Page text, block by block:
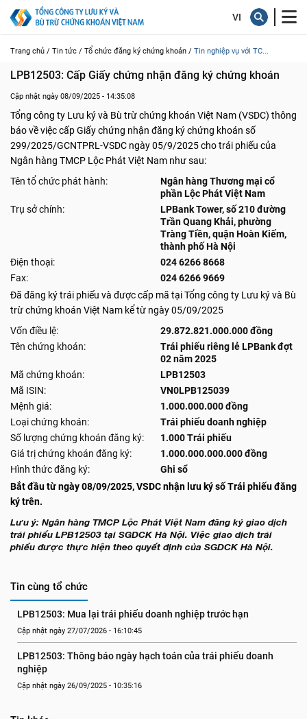
Trang chủ / Tin tức / Tổ chức đăng ký chứng khoán / Tin nghiệp vụ với TC...
LPB12503: Cấp Giấy chứng nhận đăng ký chứng khoán
Cập nhật ngày 08/09/2025 - 14:35:08
Tổng công ty Lưu ký và Bù trừ chứng khoán Việt Nam (VSDC) thông
báo về việc cấp Giấy chứng nhận đăng ký chứng khoán số
299/2025/GCNTPRL-VSDC ngày 05/9/2025 cho trái phiếu của
Ngân hàng TMCP Lộc Phát Việt Nam như sau:
Tên tổ chức phát hành:
Ngân hàng Thương mại cổ
phần Lộc Phát Việt Nam
Trụ sở chính:
LPBank Tower, số 210 đường
Trần Quang Khải, phường
Tràng Tiền, quận Hoàn Kiếm,
thành phố Hà Nội
Điện thoại:
024 6266 8668
Fax:
024 6266 9669
Đã đăng ký trái phiếu và được cấp mã tại Tổng công ty Lưu ký và Bù
trừ chứng khoán Việt Nam kể từ ngày 05/09/2025
Vốn điều lệ:
29.872.821.000.000 đồng
Tên chứng khoán:
Trái phiếu riêng lẻ LPBank đợt
02 năm 2025
Mã chứng khoán:
LPB12503
Mã ISIN:
VN0LPB125039
Mệnh giá:
1.000.000.000 đồng
Loại chứng khoán:
Trái phiếu doanh nghiệp
Số lượng chứng khoán đăng ký:
1.000 Trái phiếu
Giá trị chứng khoán đăng ký:
1.000.000.000.000 đồng
Hình thức đăng ký:
Ghi sổ
Bắt đầu từ ngày 08/09/2025, VSDC nhận lưu ký số Trái phiếu đăng
ký trên.
Lưu ý: Ngân hàng TMCP Lộc Phát Việt Nam đăng ký giao dịch
trái phiếu LPB12503 tại SGDCK Hà Nội. Việc giao dịch trái
phiếu được thực hiện theo quyết định của SGDCK Hà Nội.
Tin cùng tổ chức
LPB12503: Mua lại trái phiếu doanh nghiệp trước hạn
Cập nhật ngày 27/07/2026 - 16:10:45
LPB12503: Thông báo ngày hạch toán của trái phiếu doanh
nghiệp
Cập nhật ngày 26/09/2025 - 10:35:16